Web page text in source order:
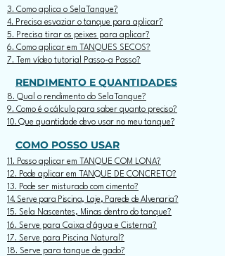
3. Como aplica o SelaTanque?
4. Precisa esvaziar o tanque para aplicar?
5. Precisa tirar os peixes para aplicar?
6. Como aplicar em TANQUES SECOS?
7. Tem vídeo tutorial Passo-a Passo?
RENDIMENTO E QUANTIDADES
8. Qual o rendimento do SelaTanque?
9. Como é o cálculo para saber quanto preciso?
10. Que quantidade devo usar no meu tanque?
COMO POSSO USAR
11. Posso aplicar em TANQUE COM LONA?
12. Pode aplicar em TANQUE DE CONCRETO?
13. Pode ser misturado com cimento?
14. Serve para Piscina, Laje, Parede de Alvenaria?
15. Sela Nascentes, Minas dentro do tanque?
16. Serve para Caixa d'água e Cisterna?
17. Serve para Piscina Natural?
18. Serve para tanque de gado?